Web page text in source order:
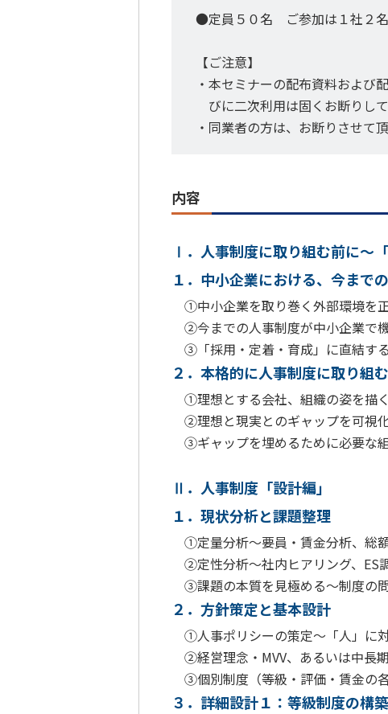
●定員５０名 ご参加は１社２
【ご注意】
・本セミナーの配布資料および
びに二次利用は固くお断りして
・同業者の方は、お断りさせて
内容
Ⅰ．人事制度に取り組む前に～
１．中小企業における、今まで
①中小企業を取り巻く外部環境を
②今までの人事制度が中小企業で
③「採用・定着・育成」に直結す
２．本格的に人事制度に取り組
①理想とする会社、組織の姿を描く
②理想と現実とのギャップを可視
③ギャップを埋めるために必要な
Ⅱ．人事制度「設計編」
１．現状分析と課題整理
①定量分析～要員・賃金分析、総
②定性分析～社内ヒアリング、ES
③課題の本質を見極める～制度の
２．方針策定と基本設計
①人事ポリシーの策定～「人」に
②経営理念・MVV、あるいは中長
③個別制度（等級・評価・賃金の
３．詳細設計１：等級制度の構築